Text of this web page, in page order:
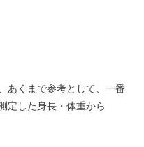
あくまで参考として、一番
定した身長・体重から